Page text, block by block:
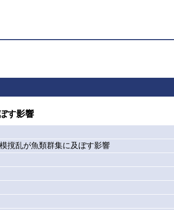
す影響
撹乱が魚類群集に及ぼす影響